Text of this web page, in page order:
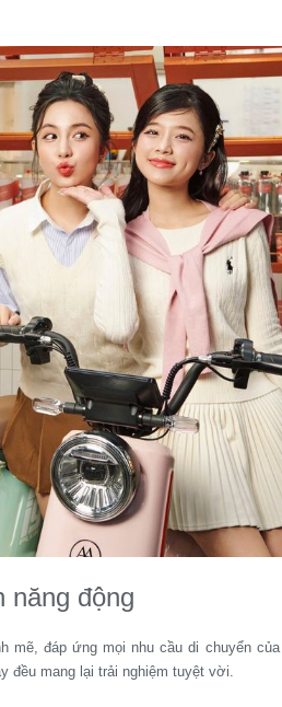
năng động
mẽ, đáp ứng mọi nhu cầu di chuyển
đều mang lại trải nghiệm tuyệt vời.